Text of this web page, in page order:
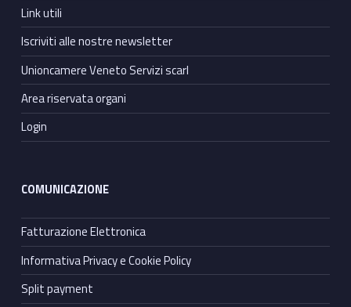
Link utili
Iscriviti alle nostre newsletter
Unioncamere Veneto Servizi scarl
Area riservata organi
Login
COMUNICAZIONE
Fatturazione Elettronica
Informativa Privacy e Cookie Policy
Split payment